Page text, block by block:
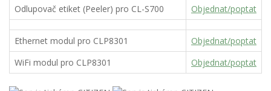
Odlupovač etiket (Peeler) pro CL-S700 Objednat/poptat
Ethernet modul pro CLP8301
Objednat/poptat
WiFi modul pro CLP8301
Objednat/poptat